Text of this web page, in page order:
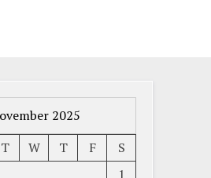
2025
T W T F
S
1